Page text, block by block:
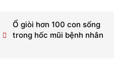
Ổ giòi hơn 100 con sống
trong hốc mũi bệnh nhân